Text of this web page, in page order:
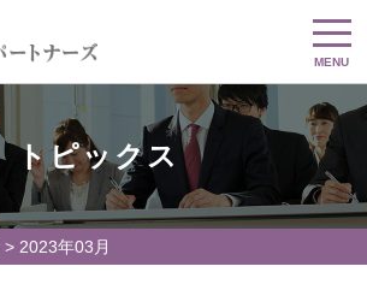
MENU
トピックス
> 2023年03月